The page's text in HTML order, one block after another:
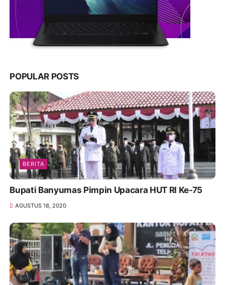
POPULAR POSTS
BERITA
Bupati Banyumas Pimpin Upacara HUT RI Ke-75
AGUSTUS 18, 2020